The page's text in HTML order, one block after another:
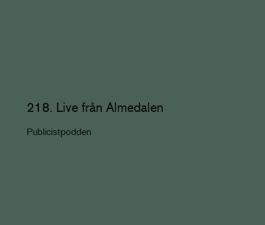
218. Live från Almedalen
Publicistpodden